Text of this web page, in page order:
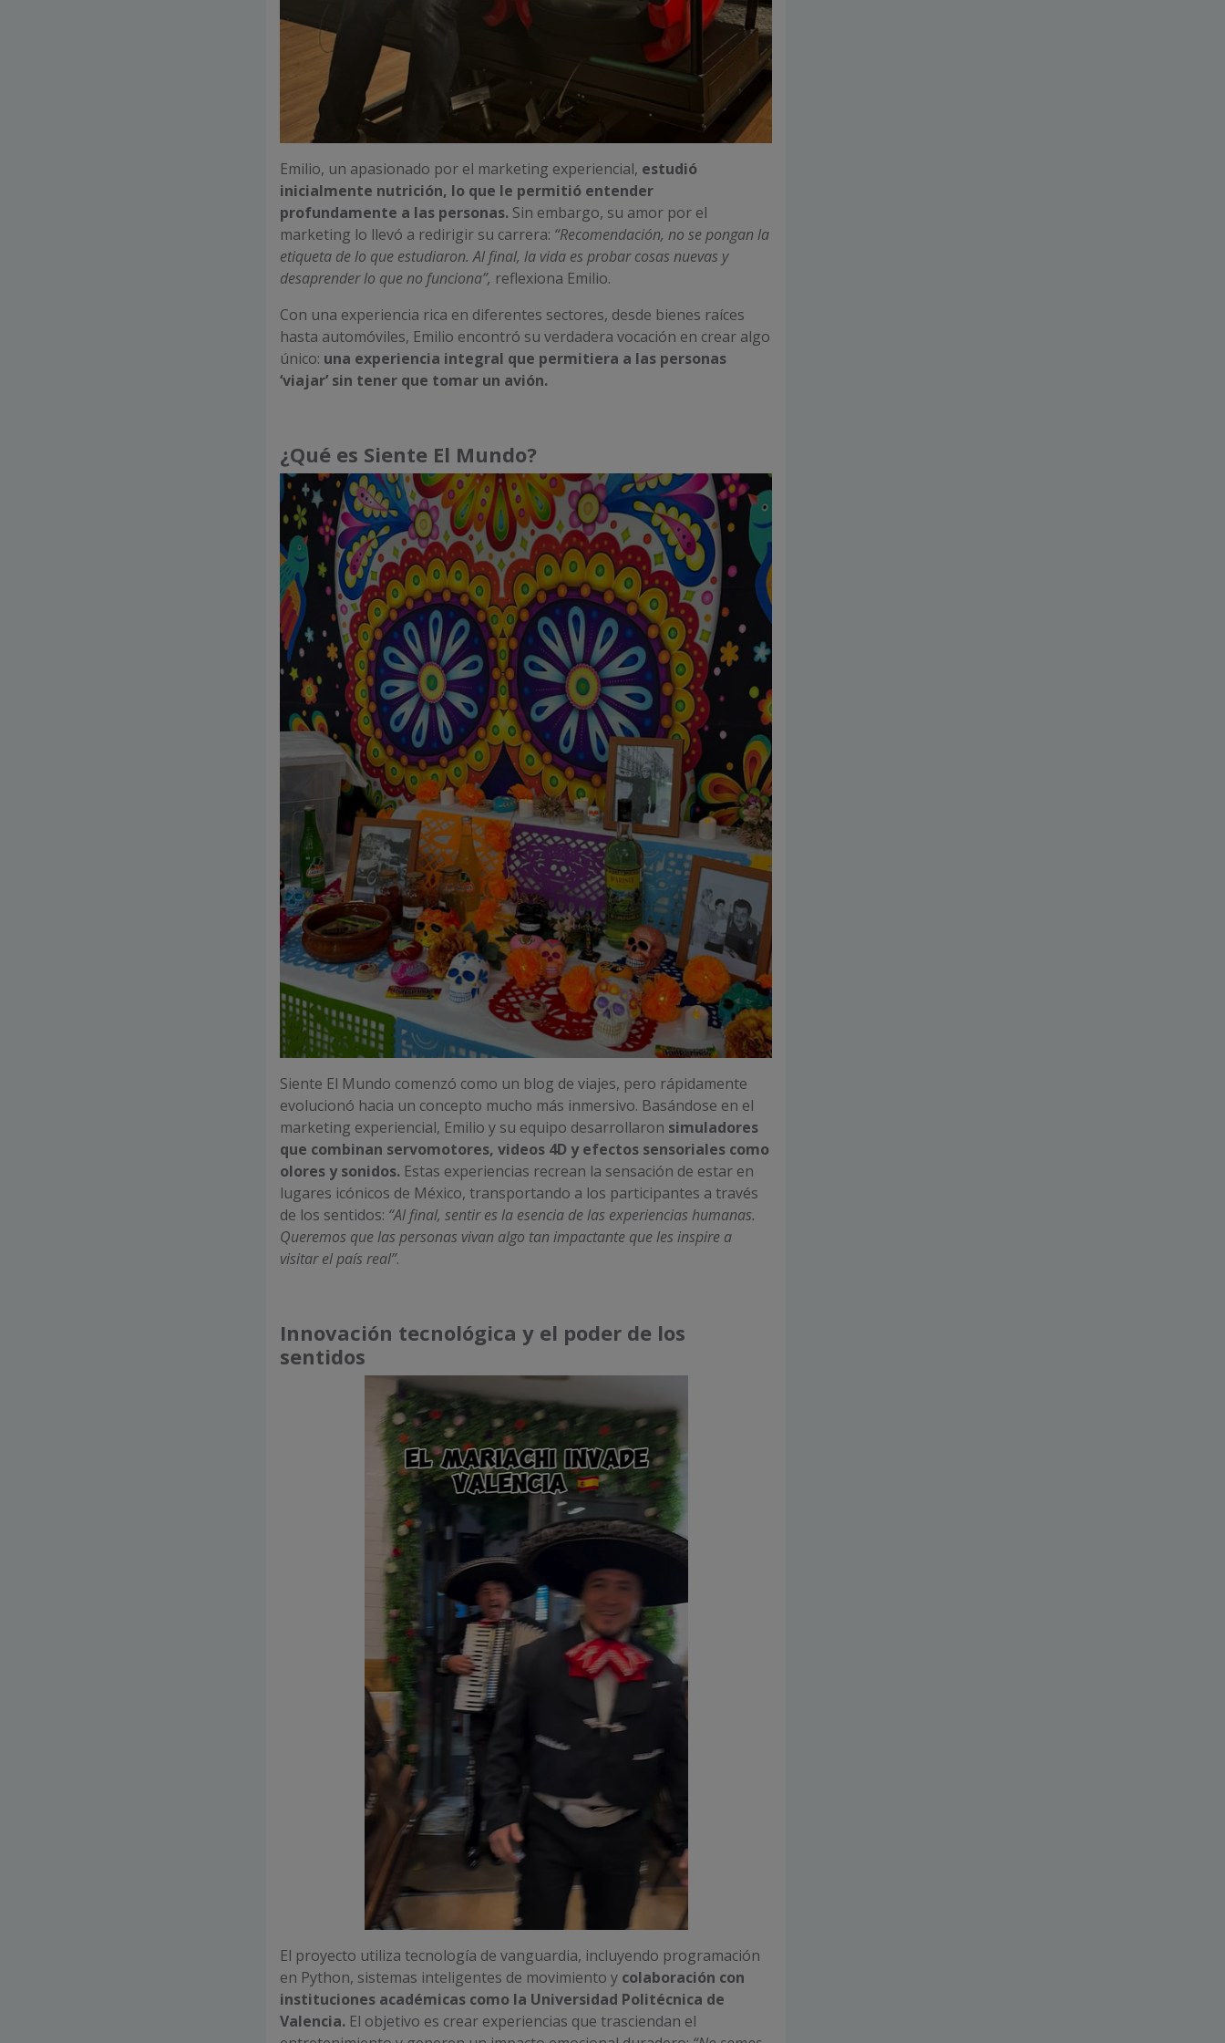
Emilio, un apasionado por el marketing experiencial, estudió
inicialmente nutrición, lo que le permitió entender
profundamente a las personas. Sin embargo, su amor por el
marketing lo llevó a redirigir su carrera: “Recomendación, no se pongan la
etiqueta de lo que estudiaron. Al final, la vida es probar cosas nuevas y
desaprender lo que no funciona”, reflexiona Emilio.
Con una experiencia rica en diferentes sectores, desde bienes raíces
hasta automóviles, Emilio encontró su verdadera vocación en crear algo
único: una experiencia integral que permitiera a las personas
‘viajar’ sin tener que tomar un avión.
¿Qué es Siente El Mundo?
Siente El Mundo comenzó como un blog de viajes, pero rápidamente
evolucionó hacia un concepto mucho más inmersivo. Basándose en el
marketing experiencial, Emilio y su equipo desarrollaron simuladores
que combinan servomotores, videos 4D y efectos sensoriales como
olores y sonidos. Estas experiencias recrean la sensación de estar en
lugares icónicos de México, transportando a los participantes a través
de los sentidos: “Al final, sentir es la esencia de las experiencias humanas.
Queremos que las personas vivan algo tan impactante que les inspire a
visitar el país real”.
Innovación tecnológica y el poder de los
sentidos
El proyecto utiliza tecnología de vanguardia, incluyendo programación
en Python, sistemas inteligentes de movimiento y colaboración con
instituciones académicas como la Universidad Politécnica de
Valencia. El objetivo es crear experiencias que trasciendan el